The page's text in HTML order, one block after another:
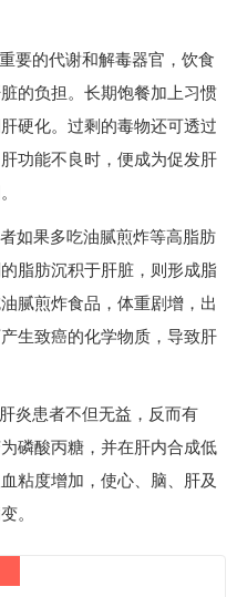
的代谢和解毒器官，饮食
脏的负担。长期饱餐加上习惯
硬化。过剩的毒物还可透过
功能不良时，便成为促发肝
果多吃油腻煎炸等高脂肪
脂肪沉积于肝脏，则形成脂
腻煎炸食品，体重剧增，出
生致癌的化学物质，导致肝
患者不但无益，反而有
磷酸丙糖，并在肝内合成低
粘度增加，使心、脑、肝及
。